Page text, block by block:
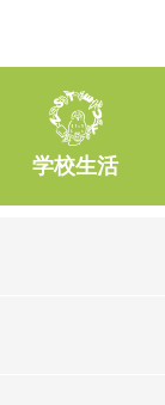
学校生活